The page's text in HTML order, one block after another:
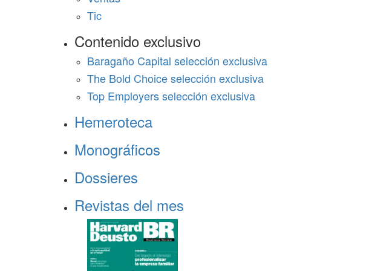
Tic
Contenido exclusivo
Baragaño Capital selección exclusiva
The Bold Choice selección exclusiva
Top Employers selección exclusiva
Hemeroteca
Monográficos
Dossieres
Revistas del mes